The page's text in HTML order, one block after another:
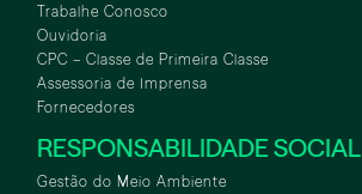
Trabalhe Conosco
Ouvidoria
CPC – Classe de Primeira Classe
Assessoria de Imprensa
Fornecedores
RESPONSABILIDADE SOCIAL
Gestão do Meio Ambiente